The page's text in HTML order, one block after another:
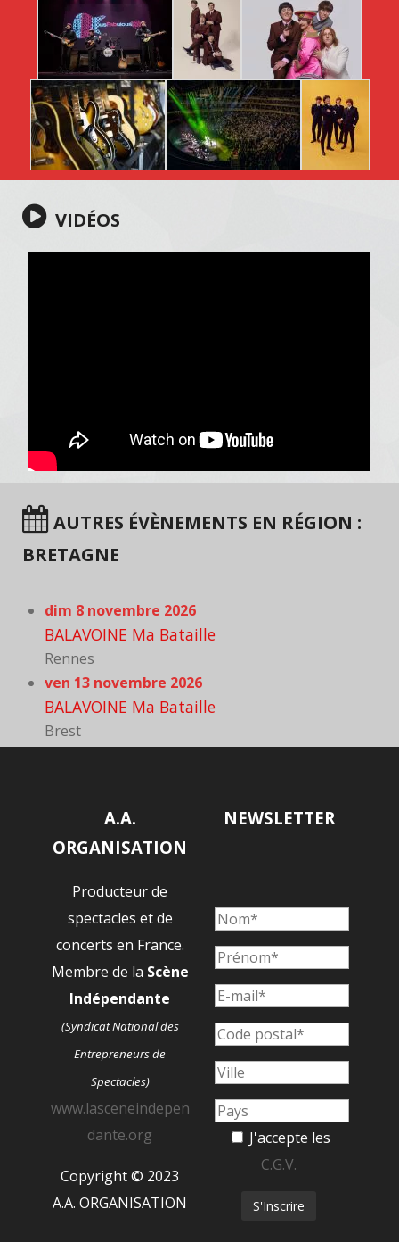
VIDÉOS
AUTRES ÉVÈNEMENTS EN RÉGION :
BRETAGNE
dim 8 novembre 2026
BALAVOINE Ma Bataille
Rennes
ven 13 novembre 2026
BALAVOINE Ma Bataille
Brest
A.A.
ORGANISATION
Producteur de
spectacles et de
concerts en France.
Membre de la Scène
Indépendante
(Syndicat National des
Entrepreneurs de
Spectacles)
www.lasceneindepen
dante.org
Copyright © 2023
A.A. ORGANISATION
NEWSLETTER
J'accepte les
C.G.V.